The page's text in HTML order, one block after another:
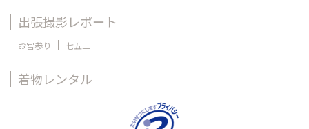
出張撮影レポート
お宮参り 七五三
着物レンタル